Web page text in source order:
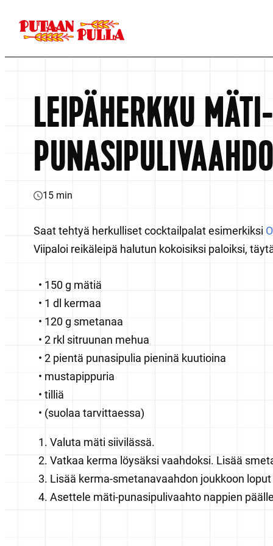
suoraan
sisältöön
Putaan Pulla
LEIPÄHERKKU MÄTI-
15 min
Saat tehtyä herkulliset cocktailpalat esimerkiksi
Viipaloi reikäleipä halutun kokoisiksi paloiksi,
150 g mätiä
1 dl kermaa
120 g smetanaa
2 rkl sitruunan mehua
2 pientä punasipulia pieninä kuutioina
mustapippuria
tilliä
(suolaa tarvittaessa)
Valuta mäti siivilässä.
Vatkaa kerma löysäksi vaahdoksi. Lisää
Lisää kerma-smetanavaahdon joukkoon
Asettele mäti-punasipulivaahto nappien